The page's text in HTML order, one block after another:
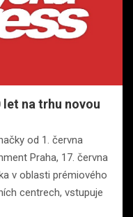
let na trhu novou
od 1. června
Praha, 17. června
v oblasti prémiového
centrech, vstupuje